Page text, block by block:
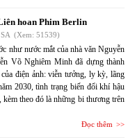
hoan Phim Berlin
(Xem: 51539)
như nước mắt của nhà văn Nguyễn
Võ Nghiêm Minh đã dựng thành
điện ảnh: viễn tưởng, ly kỳ, lãng
2030, tình trạng biến đổi khí hậu
theo đó là những bi thương trên
Đọc thêm